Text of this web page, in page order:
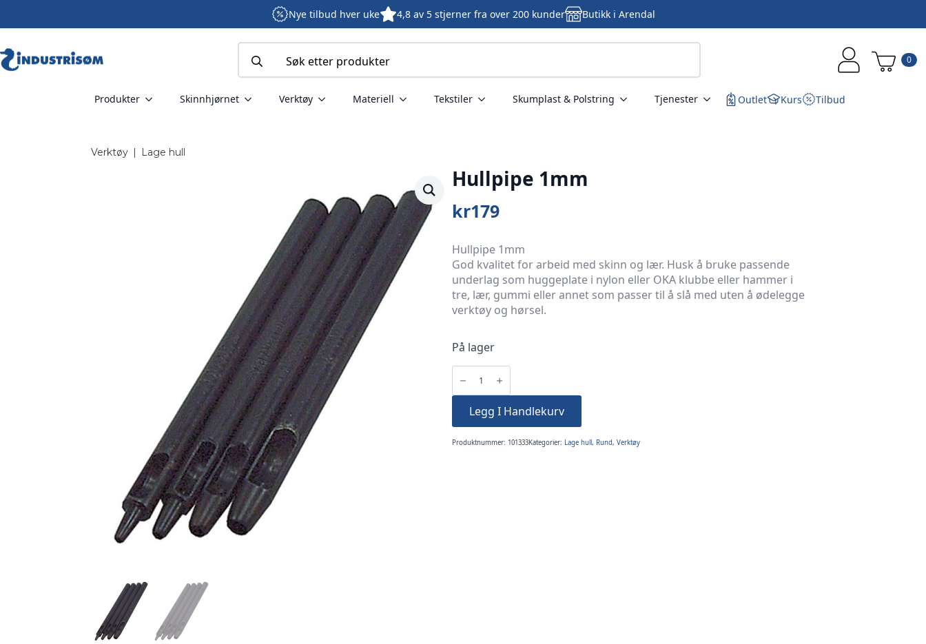
Nye tilbud hver uke 4,8 av 5 stjerner fra over 200 kunder Butikk i Arendal
for:
0
Produkter Skinnhjørnet Verktøy Materiell Tekstiler Skumplast & Polstring Tjenester Outlet Kurs Tilbud
Verktøy | Lage hull
Hullpipe 1mm
kr179
Hullpipe 1mm
God kvalitet for arbeid med skinn og lær. Husk å bruke passende
underlag som huggeplate i nylon eller OKA klubbe eller hammer i
tre, lær, gummi eller annet som passer til å slå med uten å ødelegge
verktøy og hørsel.
På lager
Hullpipe
antall
Legg I Handlekurv
Produktnummer: 101333Kategorier: Lage hull, Rund, Verktøy